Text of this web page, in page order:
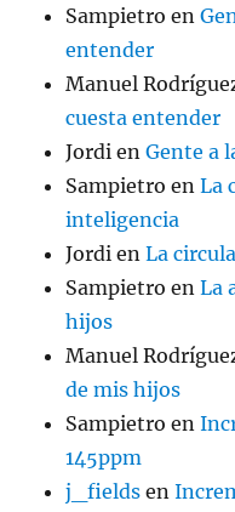
Sampietro en
entender
Manuel
cuesta entender
Jordi enGente a
Sampietro enLa
inteligencia
Jordi enLa
Sampietro enLa
hijos
Manuel
de mis hijos
Sampietro en
145ppm
j_fields en